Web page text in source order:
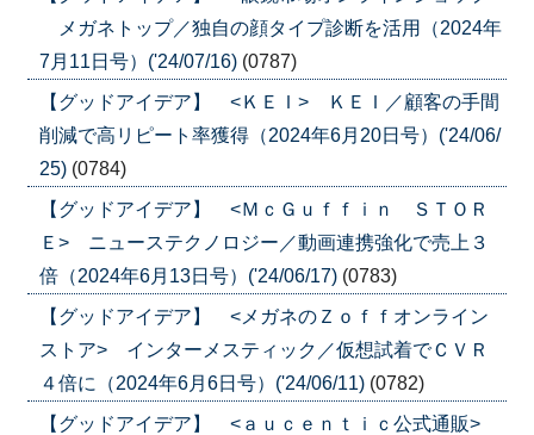
メガネトップ／独自の顔タイプ診断を活用（2024年
7月11日号）('24/07/16) (0787)
【グッドアイデア】 <ＫＥＩ> ＫＥＩ／顧客の手間
削減で高リピート率獲得（2024年6月20日号）('24/06/
25) (0784)
【グッドアイデア】 <ＭｃＧｕｆｆｉｎ ＳＴＯＲ
Ｅ> ニューステクノロジー／動画連携強化で売上３
倍（2024年6月13日号）('24/06/17) (0783)
【グッドアイデア】 <メガネのＺｏｆｆオンライン
ストア> インターメスティック／仮想試着でＣＶＲ
４倍に（2024年6月6日号）('24/06/11) (0782)
【グッドアイデア】 <ａｕｃｅｎｔｉｃ公式通販>